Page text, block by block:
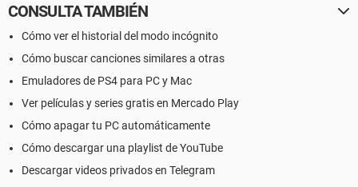
CONSULTA TAMBIÉN
Cómo ver el historial del modo incógnito
Cómo buscar canciones similares a otras
Emuladores de PS4 para PC y Mac
Ver películas y series gratis en Mercado Play
Cómo apagar tu PC automáticamente
Cómo descargar una playlist de YouTube
Descargar videos privados en Telegram